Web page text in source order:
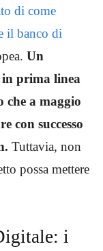
di come
il banco di
Un
in prima linea
che a maggio
con successo
Tuttavia, non
possa mettere
i